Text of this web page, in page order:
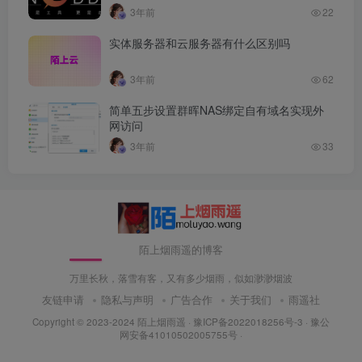
3年前 22
实体服务器和云服务器有什么区别吗
3年前 62
简单五步设置群晖NAS绑定自有域名实现外
网访问
3年前 33
陌上烟雨遥的博客
万里长秋，落雪有客，又有多少烟雨，似如渺渺烟波
友链申请 隐私与声明 广告合作 关于我们 雨遥社
Copyright © 2023-2024 陌上烟雨遥 · 豫ICP备2022018256号-3 · 豫公
网安备41010502005755号 ·